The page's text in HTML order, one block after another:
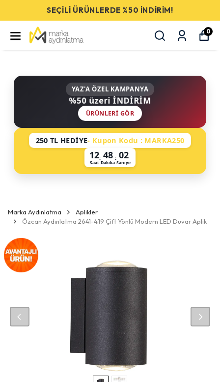
SEÇİLİ ÜRÜNLERDE %50 İNDİRİM!
0
YAZ'A ÖZEL KAMPANYA
%50 üzeri İNDİRİM
ÜRÜNLERI GÖR
250 TL HEDİYE- Kupon Kodu : MARKA250
12
Saat
: 48
Dakika
: 02
Saniye
Marka Aydınlatma
Aplikler
Özcan Aydınlatma 2641-4.19 Çift Yönlü Modern LED Duvar Aplik